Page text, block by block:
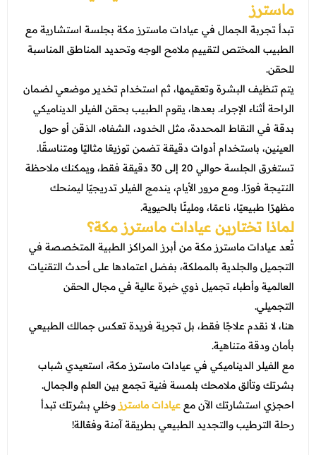
ماسترز
تبدأ تجربة الجمال في عيادات ماسترز مكة بجلسة استشارية مع
الطبيب المختص لتقييم ملامح الوجه وتحديد المناطق المناسبة
للحقن.
يتم تنظيف البشرة وتعقيمها، ثم استخدام تخدير موضعي لضمان
الراحة أثناء الإجراء. بعدها، يقوم الطبيب بحقن الفيلر الديناميكي
بدقة في النقاط المحددة، مثل الخدود، الشفاه، الذقن أو حول
العينين، باستخدام أدوات دقيقة تضمن توزيعًا مثاليًا ومتناسقًا.
تستغرق الجلسة حوالي 20 إلى 30 دقيقة فقط، ويمكنك ملاحظة
النتيجة فورًا. ومع مرور الأيام، يندمج الفيلر تدريجيًا ليمنحك
مظهرًا طبيعيًا، ناعمًا، ومليئًا بالحيوية.
لماذا تختارين عيادات ماسترز مكة؟
تُعد عيادات ماسترز مكة من أبرز المراكز الطبية المتخصصة في
التجميل والجلدية بالمملكة، بفضل اعتمادها على أحدث التقنيات
العالمية وأطباء تجميل ذوي خبرة عالية في مجال الحقن
التجميلي.
هنا، لا نقدم علاجًا فقط، بل تجربة فريدة تعكس جمالك الطبيعي
بأمان ودقة متناهية.
مع الفيلر الديناميكي في عيادات ماسترز مكة، استعيدي شباب
بشرتك وتألق ملامحك بلمسة فنية تجمع بين العلم والجمال.
احجزي استشارتك الآن مع عيادات ماسترزوخلي بشرتك تبدأ
رحلة الترطيب والتجديد الطبيعي بطريقة آمنة وفعّالة!